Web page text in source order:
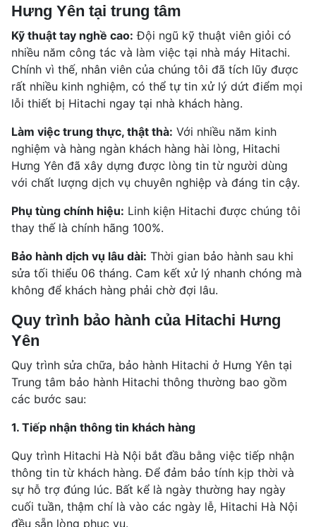
Hưng Yên tại trung tâm
Kỹ thuật tay nghề cao: Đội ngũ kỹ thuật viên giỏi có
nhiều năm công tác và làm việc tại nhà máy Hitachi.
Chính vì thế, nhân viên của chúng tôi đã tích lũy được
rất nhiều kinh nghiệm, có thể tự tin xử lý dứt điểm mọi
lỗi thiết bị Hitachi ngay tại nhà khách hàng.
Làm việc trung thực, thật thà: Với nhiều năm kinh
nghiệm và hàng ngàn khách hàng hài lòng, Hitachi
Hưng Yên đã xây dựng được lòng tin từ người dùng
với chất lượng dịch vụ chuyên nghiệp và đáng tin cậy.
Phụ tùng chính hiệu: Linh kiện Hitachi được chúng tôi
thay thế là chính hãng 100%.
Bảo hành dịch vụ lâu dài: Thời gian bảo hành sau khi
sửa tối thiểu 06 tháng. Cam kết xử lý nhanh chóng mà
không để khách hàng phải chờ đợi lâu.
Quy trình bảo hành của Hitachi Hưng
Yên
Quy trình sửa chữa, bảo hành Hitachi ở Hưng Yên tại
Trung tâm bảo hành Hitachi thông thường bao gồm
các bước sau:
1. Tiếp nhận thông tin khách hàng
Quy trình Hitachi Hà Nội bắt đầu bằng việc tiếp nhận
thông tin từ khách hàng. Để đảm bảo tính kịp thời và
sự hỗ trợ đúng lúc. Bất kể là ngày thường hay ngày
cuối tuần, thậm chí là vào các ngày lễ, Hitachi Hà Nội
đều sẵn lòng phục vụ.